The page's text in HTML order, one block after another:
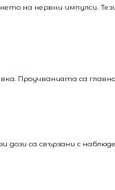
на нервни импулси.
Проучванията са
дози са свързани с